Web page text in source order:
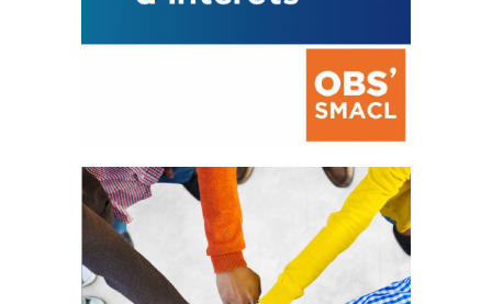
La prévention des conflits
d’intérêts
18 septembre 2023
FEUILLETER